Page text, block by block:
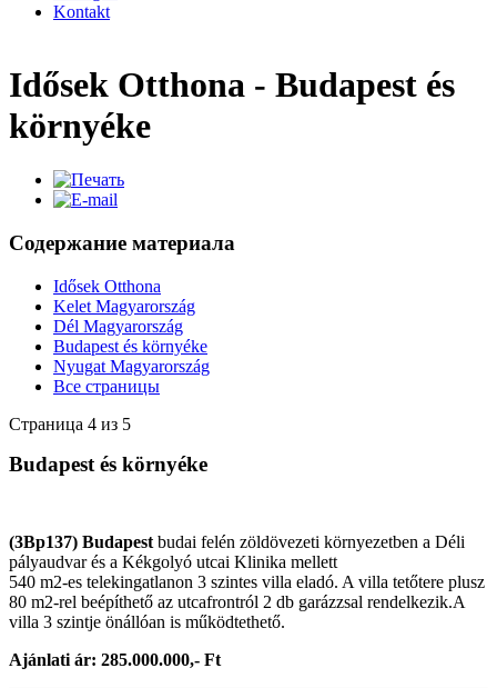
Kontakt
Idősek Otthona - Budapest és
környéke
Содержание материала
Idősek Otthona
Kelet Magyarország
Dél Magyarország
Budapest és környéke
Nyugat Magyarország
Все страницы
Страница 4 из 5
Budapest és környéke
(3Bp137) Budapest budai felén zöldövezeti környezetben a Déli
pályaudvar és a Kékgolyó utcai Klinika mellett
540 m2-es telekingatlanon 3 szintes villa eladó. A villa tetőtere plusz
80 m2-rel beépíthető az utcafrontról 2 db garázzsal rendelkezik.A
villa 3 szintje önállóan is működtethető.
Ajánlati ár: 285.000.000,- Ft